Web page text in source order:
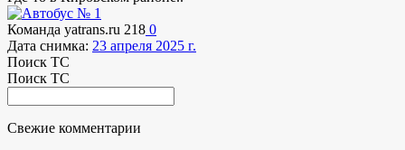
Команда yatrans.ru 218 0
Дата снимка: 23 апреля 2025 г.
Поиск ТС
Поиск ТС
Свежие комментарии